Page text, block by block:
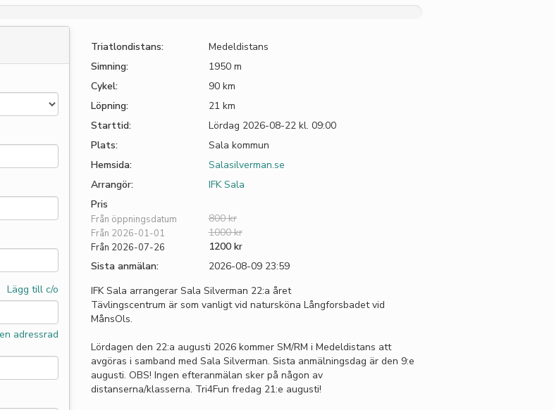
Lägg till c/o
adressrad
Triatlondistans:
Medeldistans
Simning:
1950 m
Cykel:
90 km
Löpning:
21 km
Starttid:
Lördag 2026-08-22 kl. 09:00
Plats:
Sala kommun
Hemsida:
Salasilverman.se
Arrangör:
IFK Sala
Pris
Från öppningsdatum 800 kr
Från 2026-01-01 1000 kr
Från 2026-07-26
1200 kr
Sista anmälan:
2026-08-09 23:59
IFK Sala arrangerar Sala Silverman 22:a året
Tävlingscentrum är som vanligt vid natursköna Långforsbadet vid
MånsOls.
Lördagen den 22:a augusti 2026 kommer SM/RM i Medeldistans att
avgöras i samband med Sala Silverman. Sista anmälningsdag är den 9:e
augusti. OBS! Ingen efteranmälan sker på någon av
distanserna/klasserna. Tri4Fun fredag 21:e augusti!